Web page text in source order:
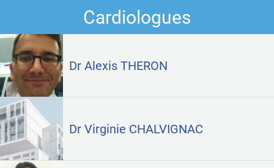
Cardiologues
Dr Alexis THERON
Dr Virginie CHALVIGNAC